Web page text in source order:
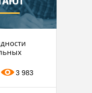
3 983